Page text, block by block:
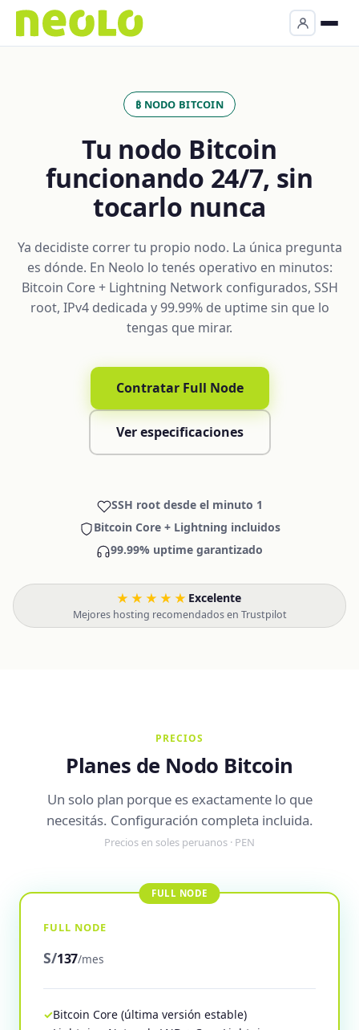
₿ NODO BITCOIN
Tu nodo Bitcoin
funcionando 24/7, sin
tocarlo nunca
Ya decidiste correr tu propio nodo. La única pregunta
es dónde. En Neolo lo tenés operativo en minutos:
Bitcoin Core + Lightning Network configurados, SSH
root, IPv4 dedicada y 99.99% de uptime sin que lo
tengas que mirar.
Contratar Full Node
Ver especificaciones
SSH root desde el minuto 1
Bitcoin Core + Lightning incluidos
99.99% uptime garantizado
★★★★★ Excelente·
Mejores hosting recomendados en Trustpilot
PRECIOS
Planes de Nodo Bitcoin
Un solo plan porque es exactamente lo que
necesitás. Configuración completa incluida.
Precios en soles peruanos · PEN
FULL NODE
S/137/mes
Bitcoin Core (última versión estable)